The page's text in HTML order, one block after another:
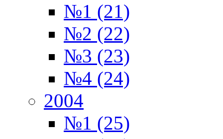
№1 (21)
№2 (22)
№3 (23)
№4 (24)
2004
№1 (25)